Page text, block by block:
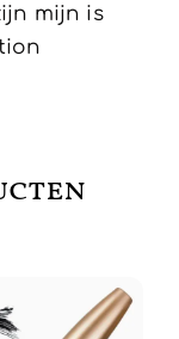
mijn is